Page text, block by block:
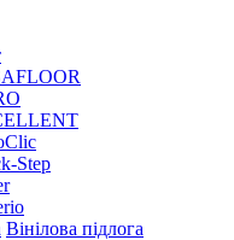
Step
Вінілова підлога